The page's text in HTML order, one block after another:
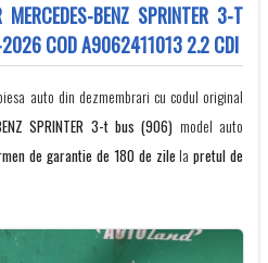
BENZ SPRINTER 3-T
COD A9062411013 2.2 CDI
auto din dezmembrari cu codul original
SPRINTER 3-t bus (906) model auto
de garantie de 180 de zile lapretul de